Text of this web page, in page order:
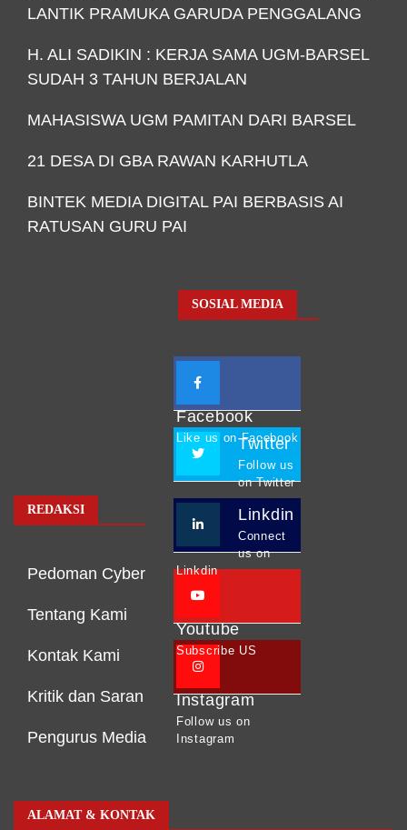
LANTIK PRAMUKA GARUDA PENGGALANG
H. ALI SADIKIN : KERJA SAMA UGM-BARSEL
SUDAH 3 TAHUN BERJALAN
MAHASISWA UGM PAMITAN DARI BARSEL
21 DESA DI GBA RAWAN KARHUTLA
BINTEK MEDIA DIGITAL PAI BERBASIS AI
RATUSAN GURU PAI
REDAKSI
Pedoman Cyber
Tentang Kami
Kontak Kami
Kritik dan Saran
Pengurus Media
SOSIAL MEDIA
Facebook
Like us on Facebook
Twitter
Follow us
on Twitter
Linkdin
Connect
us on
Linkdin
Youtube
Subscribe US
Instagram
Follow us on
Instagram
ALAMAT & KONTAK